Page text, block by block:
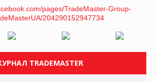
TRADEMASTER